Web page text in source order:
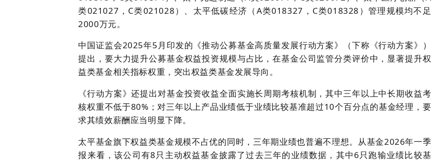
类021027，C类021028）、太平低碳经济（A类018327，C类018328）管理规模均不足
2000万元。
中国证监会2025年5月印发的《推动公募基金高质量发展行动方案》（下称《行动方案》）
提出，要大力提升公募基金权益投资规模与占比，在基金公司监管分类评价中，显著提升权
益类基金相关指标权重，突出权益类基金发展导向。
《行动方案》还提出对基金投资收益全面实施长周期考核机制，其中三年以上中长期收益考
核权重不低于80%；对三年以上产品业绩低于业绩比较基准超过10个百分点的基金经理，要
求其绩效薪酬应当明显下降。
太平基金旗下权益类基金规模不占优的同时，三年期业绩也普遍不理想。从基金2026年一季
报来看，该公司有8只主动权益基金披露了过去三年的业绩数据，其中6只跑输业绩比较基